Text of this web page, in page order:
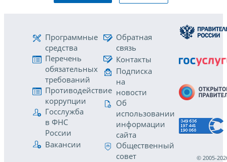
Программные
средства
Перечень
обязательных
требований
Противодействие
коррупции
Госслужба
в ФНС
России
Вакансии
Обратная
связь
Контакты
Подписка
на
новости
Об
использовании
информации
сайта
Общественный
совет
© 2005-